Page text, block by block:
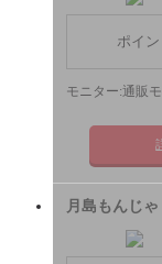
ポイン
モニター:通販
月島もんじ